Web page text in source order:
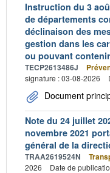
Instruction du 3
de départements
déclinaison des
gestion dans les
ou pouvant
TECP2613486J
signature : 03-08-2026
Document
Note du 24 juillet
novembre 2021
général de la
TRAA2619524N
2026
Date de